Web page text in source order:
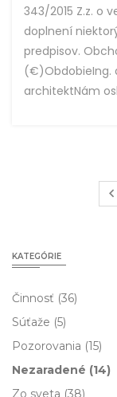
343/2015 Z.z. o
doplnení
predpisov.
(€)ObdobieIng.
architektNám
KATEGÓRIE
Činnosť (36)
Súťaže (5)
Pozorovania (15)
Nezaradené (14)
Zo sveta (38)